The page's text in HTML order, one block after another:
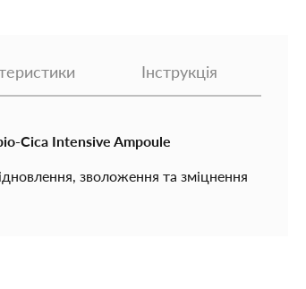
Інструкція
Cica Intensive Ampoule
зволоження та зміцнення
комплексом TECA та
бар’єр, заспокоїти
ампула швидко вбирається, не
комфорт і здорове сяйво.